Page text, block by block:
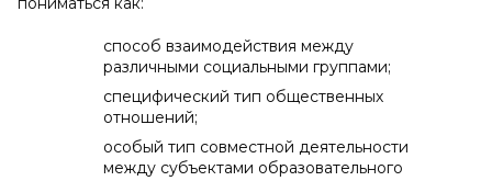
способ взаимодействия между
различными социальными группами;
специфический тип общественных
отношений;
особый тип совместной деятельности
между субъектами образовательного